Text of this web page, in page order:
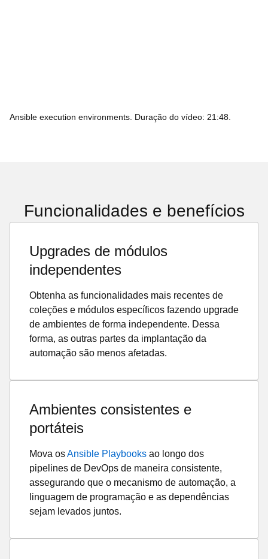
Ansible execution environments. Duração do vídeo: 21:48.
Funcionalidades e benefícios
Upgrades de módulos
independentes
Obtenha as funcionalidades mais recentes de
coleções e módulos específicos fazendo upgrade
de ambientes de forma independente. Dessa
forma, as outras partes da implantação da
automação são menos afetadas.
Ambientes consistentes e
portáteis
Mova osAnsible Playbooks ao longo dos
pipelines de DevOps de maneira consistente,
assegurando que o mecanismo de automação, a
linguagem de programação e as dependências
sejam levados juntos.